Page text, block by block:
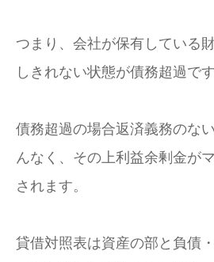
つまり、会社が保有している
しきれない状態が債務超過です
債務超過の場合返済義務のな
んなく、その上利益余剰金が
されます。
貸借対照表は資産の部と負債